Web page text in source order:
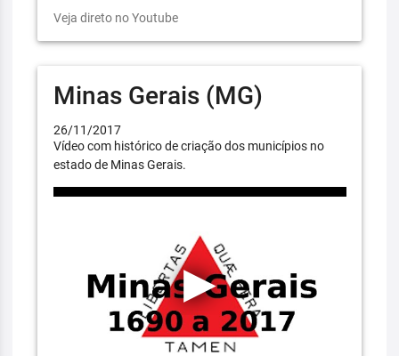
Veja direto no Youtube
Minas Gerais (MG)
26/11/2017
Vídeo com histórico de criação dos municípios no
estado de Minas Gerais.